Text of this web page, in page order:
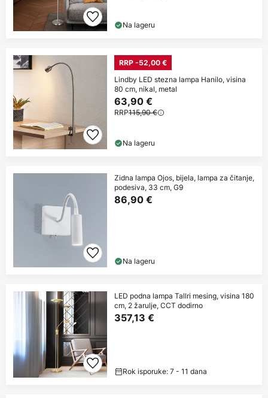
Na lageru
RRP -52,00 €
Lindby LED stezna lampa Hanilo, visina
80 cm, nikal, metal
63,90 €
RRP115,90 €
Na lageru
Zidna lampa Ojos, bijela, lampa za čitanje,
podesiva, 33 cm, G9
86,90 €
Na lageru
LED podna lampa Tallri mesing, visina 180
cm, 2 žarulje, CCT dodirno
357,13 €
Rok isporuke: 7 - 11 dana